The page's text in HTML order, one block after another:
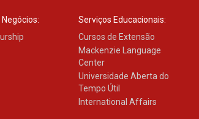
Serviços Educacionais:
Cursos de Extensão
Mackenzie Language
Center
Universidade Aberta do
Tempo Útil
International Affairs